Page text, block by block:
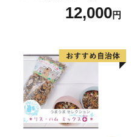
12,000円